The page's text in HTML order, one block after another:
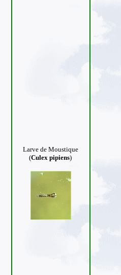
Larve de Moustique
(Culex pipiens)